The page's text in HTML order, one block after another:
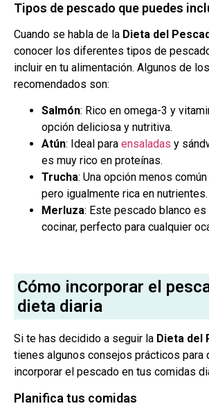
Tipos de pescado que puedes
Cuando se habla de la Dieta del
conocer los diferentes tipos de
incluir en tu alimentación. Algunos de
recomendados son:
Salmón: Rico en omega-3 y
opción deliciosa y nutritiva.
Atún: Ideal para ensaladas y
es muy rico en proteínas.
Trucha: Una opción menos
pero igualmente rica en nutrientes.
Merluza: Este pescado blanco
cocinar, perfecto para cualquier
Cómo incorporar el
dieta diaria
Si te has decidido a seguir la Dieta del
tienes algunos consejos prácticos para
incorporar el pescado en tus comidas
Planifica tus comidas